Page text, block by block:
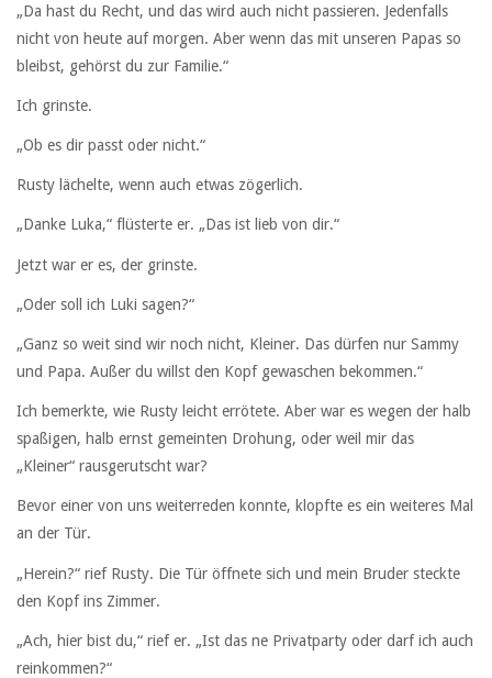
„Da hast du Recht, und das wird auch nicht passieren. Jedenfalls
nicht von heute auf morgen. Aber wenn das mit unseren Papas so
bleibst, gehörst du zur Familie.“
Ich grinste.
„Ob es dir passt oder nicht.“
Rusty lächelte, wenn auch etwas zögerlich.
„Danke Luka,“ flüsterte er. „Das ist lieb von dir.“
Jetzt war er es, der grinste.
„Oder soll ich Luki sagen?“
„Ganz so weit sind wir noch nicht, Kleiner. Das dürfen nur Sammy
und Papa. Außer du willst den Kopf gewaschen bekommen.“
Ich bemerkte, wie Rusty leicht errötete. Aber war es wegen der halb
spaßigen, halb ernst gemeinten Drohung, oder weil mir das
„Kleiner“ rausgerutscht war?
Bevor einer von uns weiterreden konnte, klopfte es ein weiteres Mal
an der Tür.
„Herein?“ rief Rusty. Die Tür öffnete sich und mein Bruder steckte
den Kopf ins Zimmer.
„Ach, hier bist du,“ rief er. „Ist das ne Privatparty oder darf ich auch
reinkommen?“